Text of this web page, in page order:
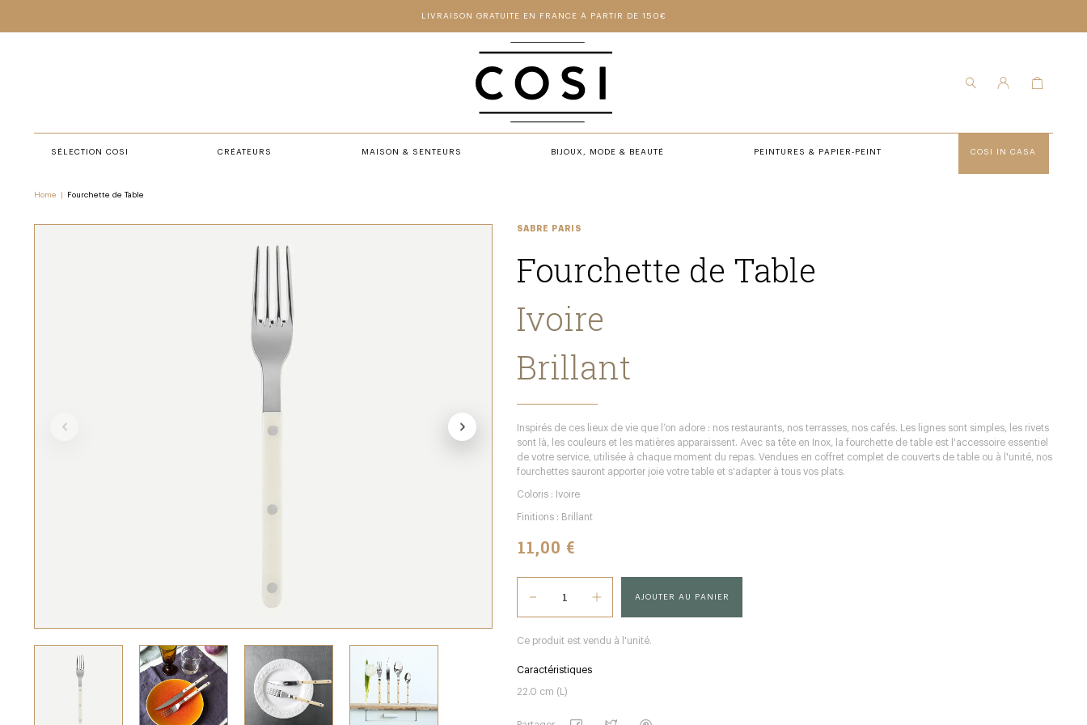
LIVRAISON GRATUITE EN FRANCE À PARTIR DE 150€
SÉLECTION COSI CRÉATEURS MAISON & SENTEURS BIJOUX, MODE & BEAUTÉ PEINTURES & PAPIER-PEINT COSI IN CASA
Home Fourchette de Table
SABRE PARIS
Fourchette de Table
Ivoire
Brillant
Inspirés de ces lieux de vie que l’on adore : nos restaurants, nos terrasses, nos cafés. Les lignes sont simples, les rivets
sont là, les couleurs et les matières apparaissent. Avec sa tête en Inox, la fourchette de table est l'accessoire essentiel
de votre service, utilisée à chaque moment du repas. Vendues en coffret complet de couverts de table ou à l'unité, nos
fourchettes sauront apporter joie votre table et s'adapter à tous vos plats.
Coloris : Ivoire
Finitions : Brillant
11,00 €
AJOUTER AU PANIER
Ce produit est vendu à l'unité.
Caractéristiques
22.0 cm (L)